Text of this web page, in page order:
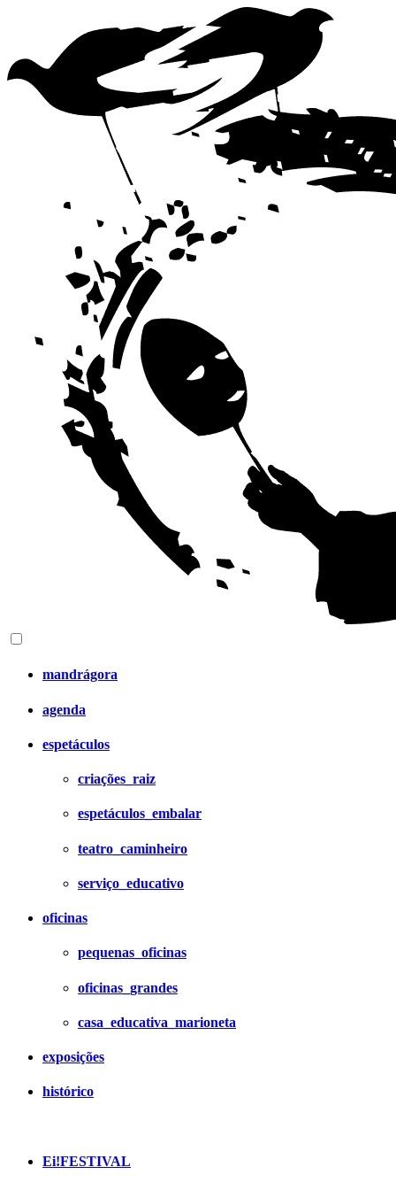
mandrágora
agenda
espetáculos
criações_raiz
espetáculos_embalar
teatro_caminheiro
serviço_educativo
oficinas
pequenas_oficinas
oficinas_grandes
casa_educativa_marioneta
exposições
histórico
Ei!FESTIVAL